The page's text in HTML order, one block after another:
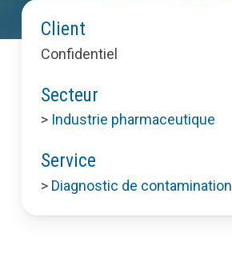
Client
Confidentiel
Secteur
> Industrie pharmaceutique
Service
> Diagnostic de contamination